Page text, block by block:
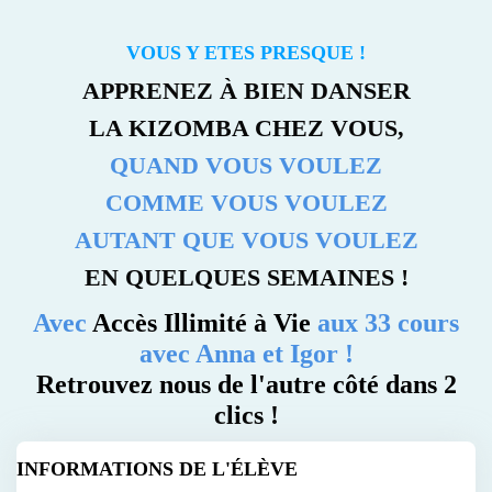
VOUS Y ETES PRESQUE !
APPRENEZ À BIEN DANSER
LA KIZOMBA CHEZ VOUS,
QUAND VOUS VOULEZ
COMME VOUS VOULEZ
AUTANT QUE VOUS VOULEZ
EN QUELQUES SEMAINES !
Avec Accès Illimité à Vie aux 33 cours
avec Anna et Igor !
Retrouvez nous de l'autre côté dans 2
clics !
INFORMATIONS DE L'ÉLÈVE